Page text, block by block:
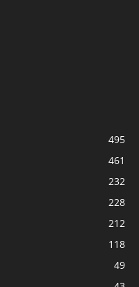
495
461
232
228
212
118
49